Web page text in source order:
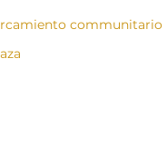
communitario